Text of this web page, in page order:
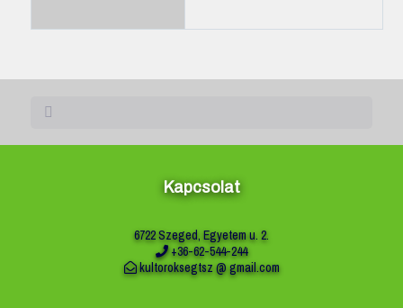
Kapcsolat
6722 Szeged, Egyetem u. 2.
+36-62-544-244
kultoroksegtsz @ gmail.com